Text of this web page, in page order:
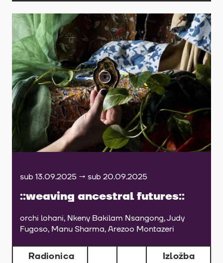
sub 13.09.2025 → sub 20.09.2025
::weaving ancestral futures::
orchi lohani, Nkeny Bakilam Nsangong, Judy
Fugoso, Manu Sharma, Arezoo Montazeri
Radionica
Izložba